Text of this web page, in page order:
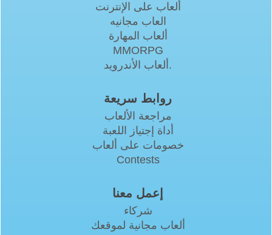
ألعاب على الإنترنت
العاب مجانيه
ألعاب المهارة
MMORPG
ألعاب الأندرويد.
روابط سريعة
مراجعة الألعاب
أداة إجتياز اللعبة
خصومات على ألعاب
Contests
إعمل معنا
شركاء
ألعاب مجانية لموقعك